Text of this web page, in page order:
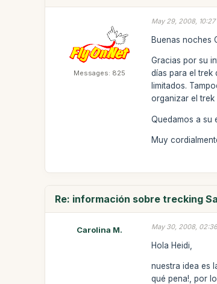
Messages: 825
May 29, 2008, 10:27
Buenas noches
Gracias por su
días para el trek
limitados.
organizar el trek
Quedamos a su
Muy
Re: información sobre trecking
Carolina M. May 30, 2008,
Hola Heidi,
nuestra idea es
qué pena!, por